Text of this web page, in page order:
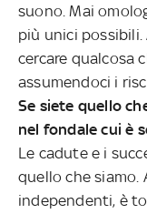
suono. Mai
più unici
cercare qualcosa
assumendoci i
Se siete quello
nel fondale cui è
Le cadute e i
quello che siamo.
independenti, è